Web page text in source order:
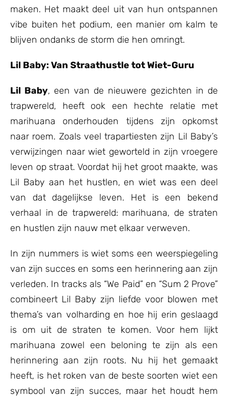
maken. Het maakt deel uit van hun ontspannen
vibe buiten het podium, een manier om kalm te
blijven ondanks de storm die hen omringt.
Lil Baby: Van Straathustle tot Wiet-Guru
Lil Baby, een van de nieuwere gezichten in de
trapwereld, heeft ook een hechte relatie met
marihuana onderhouden tijdens zijn opkomst
naar roem. Zoals veel trapartiesten zijn Lil Baby’s
verwijzingen naar wiet geworteld in zijn vroegere
leven op straat. Voordat hij het groot maakte, was
Lil Baby aan het hustlen, en wiet was een deel
van dat dagelijkse leven. Het is een bekend
verhaal in de trapwereld: marihuana, de straten
en hustlen zijn nauw met elkaar verweven.
In zijn nummers is wiet soms een weerspiegeling
van zijn succes en soms een herinnering aan zijn
verleden. In tracks als “We Paid” en “Sum 2 Prove”
combineert Lil Baby zijn liefde voor blowen met
thema’s van volharding en hoe hij erin geslaagd
is om uit de straten te komen. Voor hem lijkt
marihuana zowel een beloning te zijn als een
herinnering aan zijn roots. Nu hij het gemaakt
heeft, is het roken van de beste soorten wiet een
symbool van zijn succes, maar het houdt hem